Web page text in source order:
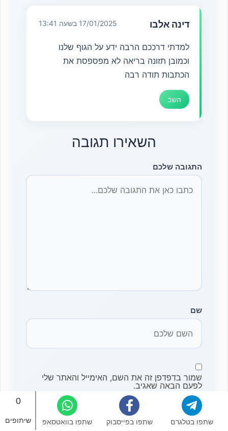
0
שיתופים שתפו בוואטסאפ שתפו בפייסבוק שתפו בטלגרם
דינה אלבו 17/01/2025 בשעה 13:41
למדתי דרככם הרבה ידע על הגוף שלנו
וכמובן תזונה בריאה לא מפספסת את
הכתבות תודה רבה
השב
השאירו תגובה
התגובה שלכם
שם
שמור בדפדפן זה את השם, האימייל והאתר שלי
לפעם הבאה שאגיב.